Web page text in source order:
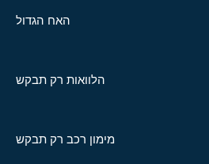
האח הגדול
הלוואות רק תבקש
מימון רכב רק תבקש